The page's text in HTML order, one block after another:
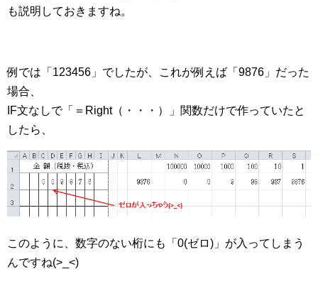
も説明しておきますね。
例では「123456」でしたが、これが例えば「9876」だった
場合、
IF文なしで「＝Right（・・・）」関数だけで作っていたと
したら、
このように、数字のない桁にも「0(ゼロ)」が入ってしまう
んですね(>_<)